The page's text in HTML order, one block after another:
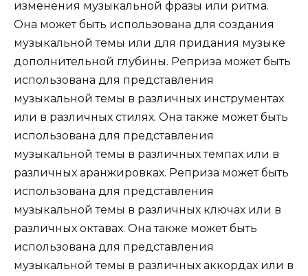
изменения музыкальной фразы или ритма.
Она может быть использована для создания
музыкальной темы или для придания музыке
дополнительной глубины. Реприза может быть
использована для представления
музыкальной темы в различных инструментах
или в различных стилях. Она также может быть
использована для представления
музыкальной темы в различных темпах или в
различных аранжировках. Реприза может быть
использована для представления
музыкальной темы в различных ключах или в
различных октавах. Она также может быть
использована для представления
музыкальной темы в различных аккордах или в